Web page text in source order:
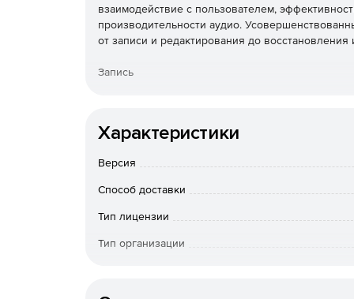
взаимодействие с пользователем,
производительности аудио.
от записи и редактирования до
Запись
классических концертов, концертных
Редактирование аудио
SOUND FORGE Pro 13 обеспечивает
высоком уровне. От звукового сопровождения
SOUND FORGE Pro идеальным приложением для
Характеристики
Версия
Способ доставки
Тип лицензии
Тип организации